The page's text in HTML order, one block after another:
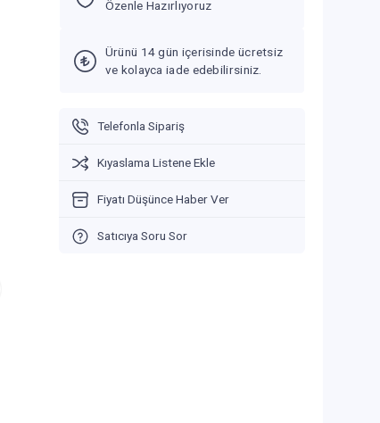
Özenle Hazırlıyoruz
Ürünü 14 gün içerisinde ücretsiz
ve kolayca iade edebilirsiniz.
Telefonla Sipariş
Kıyaslama Listene Ekle
Fiyatı Düşünce Haber Ver
Satıcıya Soru Sor